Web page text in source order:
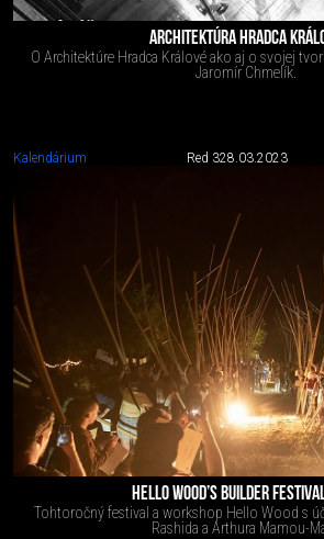
ARCHITEKTÚRA HRADCA
O Architektúre Hradca Králové ako aj o svojej
Jaromír Chmelík.
Kalendárium Red 328.03.2023
HELLO WOOD’S BUILDER
Tohtoročný festival a workshop Hello Wood s
Rashida a Arthura Mamou-